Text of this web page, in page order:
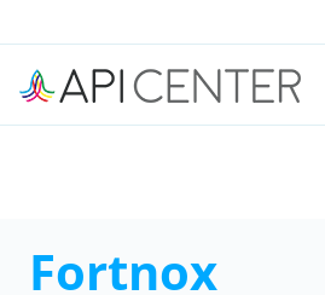
Fortnox